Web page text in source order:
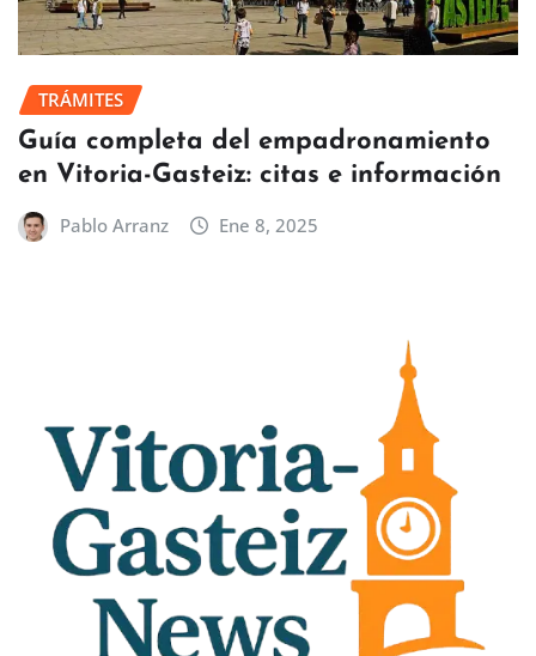
TRÁMITES
Guía completa del empadronamiento
en Vitoria-Gasteiz: citas e información
Pablo Arranz Ene 8, 2025